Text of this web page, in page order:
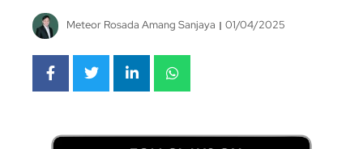
Meteor Rosada Amang Sanjaya 01/04/2025